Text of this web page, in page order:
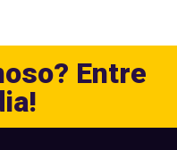
Entre